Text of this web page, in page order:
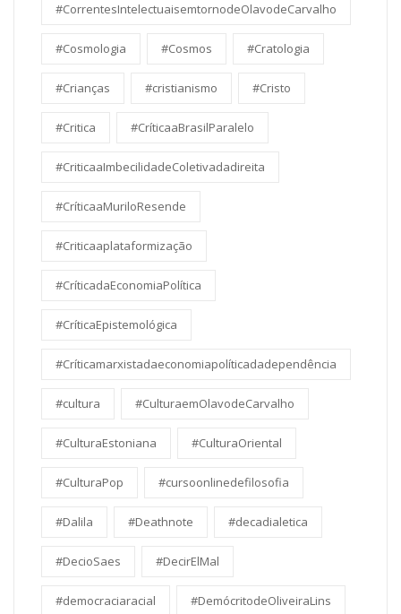
#CorrentesIntelectuaisemtornodeOlavodeCarvalho
#Cosmologia #Cosmos #Cratologia
#Crianças #cristianismo #Cristo
#Critica #CríticaaBrasilParalelo
#CriticaaImbecilidadeColetivadadireita
#CríticaaMuriloResende
#Criticaaplataformização
#CríticadaEconomiaPolítica
#CríticaEpistemológica
#Críticamarxistadaeconomiapolíticadadependência
#cultura #CulturaemOlavodeCarvalho
#CulturaEstoniana #CulturaOriental
#CulturaPop #cursoonlinedefilosofia
#Dalila #Deathnote #decadialetica
#DecioSaes #DecirElMal
#democraciaracial #DemócritodeOliveiraLins